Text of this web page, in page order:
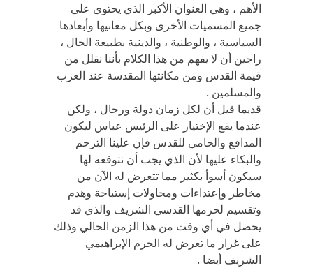
الأهم ، وهي العنوان الأكبر الذي يحتوي على
جميع المسميات الأخرى وبكل معانيها وأبعادها
السياسية ، والوطنية ، والدينية بطبيعة الحال ،
راجين أن لا يفهم من هذا الكلام بأننا نقلل من
قيمة القدس ومن مكانتها المقدسة عند العرب
والمسلمين .
قديما قيل أن لكل زمان دولة ورجال ، ولكن
عندما يقع الإختيار على الرئيس عباس ليكون
المدافع والحامي للقدس فإن علينا الترحم
والبكاء عليها لأن الذي يجب أن نتوقعه لها
سيكون أسوأ بكثير مما تتعرض له الآن من
مخاطر وإعتداءات ومحاولات إستباحة وهدم
وتقسيم لحرمها القدسي الشريف والذي قد
يحصل في أي وقت من هذا الزمن الحالي وذلك
على غرار ما تعرض له الحرم الإبراهيمي
الشريف أيضا .